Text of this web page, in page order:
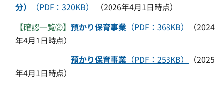
分）
（PDF：320KB）
（2026年4月1日時点）
【確認一覧②】 預かり保育事業 （PDF：368KB）
（2024
年4月1日時点）
預かり保育事業 （PDF：253KB）
（2025
年4月1日時点）